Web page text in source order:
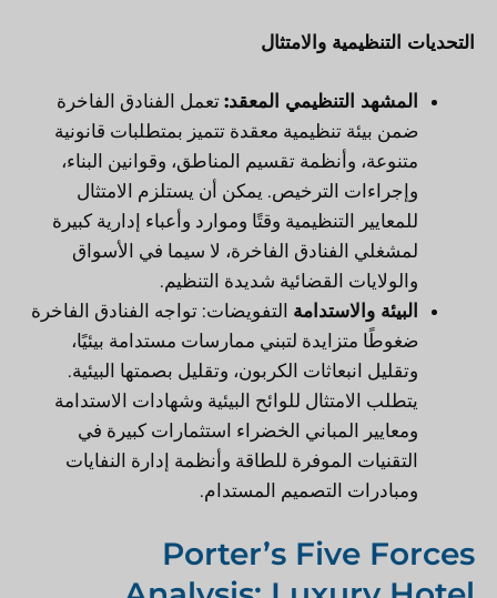
التحديات التنظيمية والامتثال
المشهد التنظيمي المعقد: تعمل الفنادق الفاخرة
ضمن بيئة تنظيمية معقدة تتميز بمتطلبات قانونية
متنوعة، وأنظمة تقسيم المناطق، وقوانين البناء،
وإجراءات الترخيص. يمكن أن يستلزم الامتثال
للمعايير التنظيمية وقتًا وموارد وأعباء إدارية كبيرة
لمشغلي الفنادق الفاخرة، لا سيما في الأسواق
والولايات القضائية شديدة التنظيم.
البيئة والاستدامة التفويضات: تواجه الفنادق الفاخرة
ضغوطًا متزايدة لتبني ممارسات مستدامة بيئيًا،
وتقليل انبعاثات الكربون، وتقليل بصمتها البيئية.
يتطلب الامتثال للوائح البيئية وشهادات الاستدامة
ومعايير المباني الخضراء استثمارات كبيرة في
التقنيات الموفرة للطاقة وأنظمة إدارة النفايات
ومبادرات التصميم المستدام.
Porter’s Five Forces